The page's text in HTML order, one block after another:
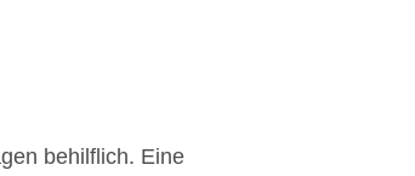
behilflich. Eine